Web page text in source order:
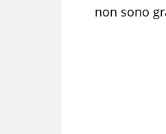
non sono